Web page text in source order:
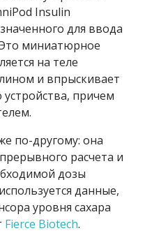
Insulin
для ввода
миниатюрное
на теле
и впрыскивает
причем
по-другому: она
расчета и
дозы
данные,
уровня сахара
Fierce Biotech.